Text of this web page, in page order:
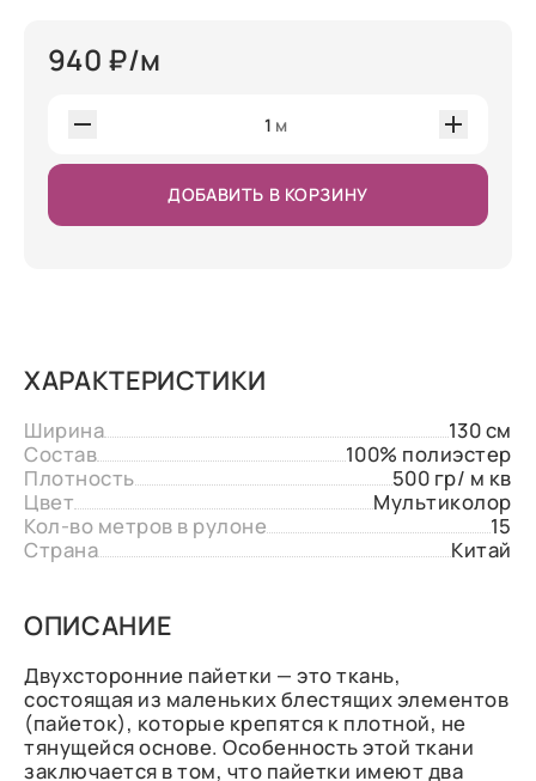
940 ₽/м
1 м
ДОБАВИТЬ В КОРЗИНУ
ХАРАКТЕРИСТИКИ
Ширина
130 см
Состав
100% полиэстер
Плотность
500 гр/ м кв
Цвет
Мультиколор
Кол-во метров в рулоне
15
Страна
Китай
ОПИСАНИЕ
Двухсторонние пайетки — это ткань,
состоящая из маленьких блестящих элементов
(пайеток), которые крепятся к плотной, не
тянущейся основе. Особенность этой ткани
заключается в том, что пайетки имеют два